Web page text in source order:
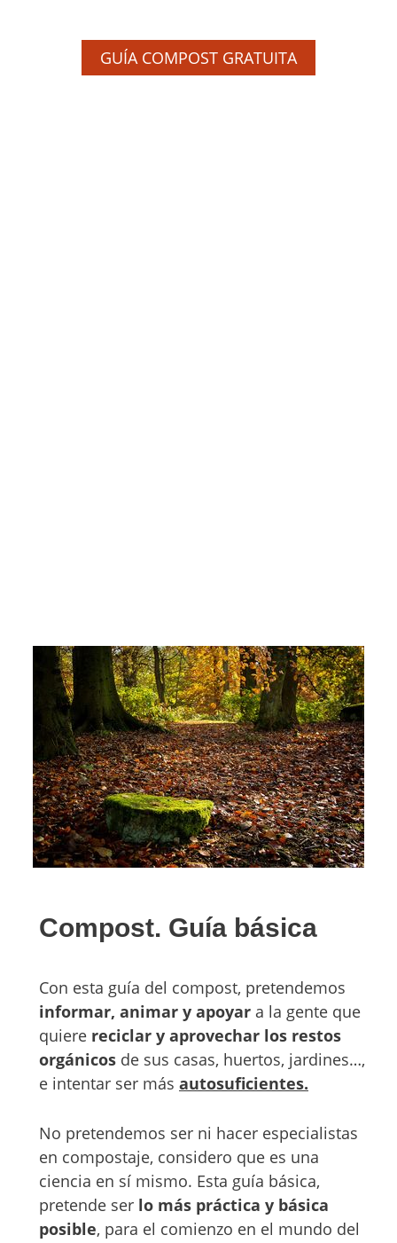
GUÍA COMPOST GRATUITA
Compost. Guía básica
Con esta guía del compost, pretendemos
informar, animar y apoyar a la gente que
quiere reciclar y aprovechar los restos
orgánicos de sus casas, huertos, jardines…,
e intentar ser más autosuficientes.
No pretendemos ser ni hacer especialistas
en compostaje, considero que es una
ciencia en sí mismo. Esta guía básica,
pretende ser lo más práctica y básica
posible, para el comienzo en el mundo del